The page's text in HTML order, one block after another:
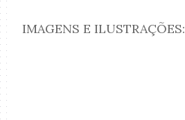
IMAGENS E ILUSTRAÇÕES: